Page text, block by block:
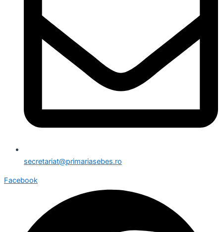
secretariat@primariasebes.ro
Facebook